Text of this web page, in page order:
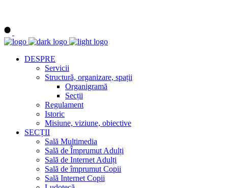
DESPRE
Servicii
Structură, organizare, spații
Organigramă
Secții
Regulament
Istoric
Misiune, viziune, obiective
SECȚII
Sală Multimedia
Sală de Împrumut Adulți
Sală de Internet Adulți
Sală de împrumut Copii
Sală Internet Copii